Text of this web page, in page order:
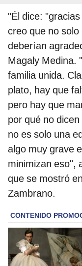
"Él dice:
creo que no
deberían
Magaly Medina.
familia unida.
plato, hay que
pero hay que
por qué no
no es solo una
algo muy grave
minimizan eso",
que se mostró
Zambrano.